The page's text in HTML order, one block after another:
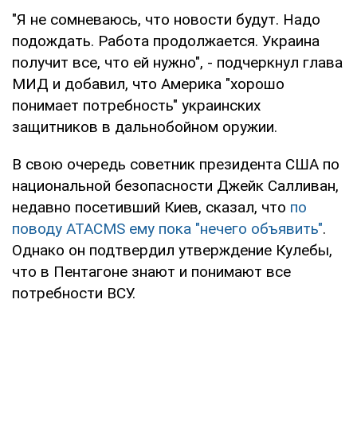
"Я не сомневаюсь, что новости будут. Надо
подождать. Работа продолжается. Украина
получит все, что ей нужно", - подчеркнул глава
МИД и добавил, что Америка "хорошо
понимает потребность" украинских
защитников в дальнобойном оружии.
В свою очередь советник президента США по
национальной безопасности Джейк Салливан,
недавно посетивший Киев, сказал, что по
поводу ATACMS ему пока "нечего объявить".
Однако он подтвердил утверждение Кулебы,
что в Пентагоне знают и понимают все
потребности ВСУ.